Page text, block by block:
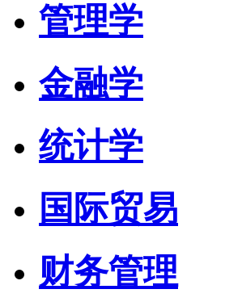
管理学
金融学
统计学
国际贸易
财务管理